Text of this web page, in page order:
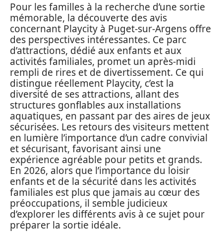
Pour les familles à la recherche d’une sortie
mémorable, la découverte des avis
concernant Playcity à Puget-sur-Argens offre
des perspectives intéressantes. Ce parc
d’attractions, dédié aux enfants et aux
activités familiales, promet un après-midi
rempli de rires et de divertissement. Ce qui
distingue réellement Playcity, c’est la
diversité de ses attractions, allant des
structures gonflables aux installations
aquatiques, en passant par des aires de jeux
sécurisées. Les retours des visiteurs mettent
en lumière l’importance d’un cadre convivial
et sécurisant, favorisant ainsi une
expérience agréable pour petits et grands.
En 2026, alors que l’importance du loisir
enfants et de la sécurité dans les activités
familiales est plus que jamais au cœur des
préoccupations, il semble judicieux
d’explorer les différents avis à ce sujet pour
préparer la sortie idéale.